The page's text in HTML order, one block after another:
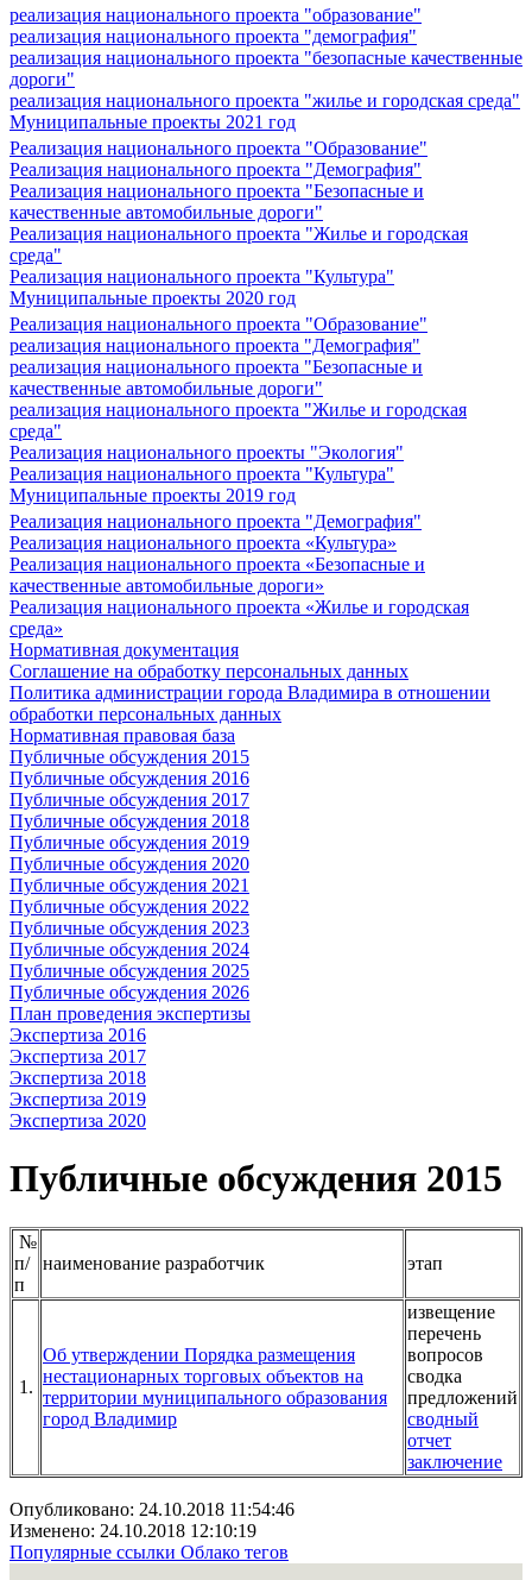
реализация национального проекта "образование"
реализация национального проекта "демография"
реализация национального проекта "безопасные качественные
дороги"
реализация национального проекта "жилье и городская среда"
Муниципальные проекты 2021 год
Реализация национального проекта "Образование"
Реализация национального проекта "Демография"
Реализация национального проекта "Безопасные и
качественные автомобильные дороги"
Реализация национального проекта "Жилье и городская
среда"
Реализация национального проекта "Культура"
Муниципальные проекты 2020 год
Реализация национального проекта "Образование"
реализация национального проекта "Демография"
реализация национального проекта "Безопасные и
качественные автомобильные дороги"
реализация национального проекта "Жилье и городская
среда"
Реализация национального проекты "Экология"
Реализация национального проекта "Культура"
Муниципальные проекты 2019 год
Реализация национального проекта "Демография"
Реализация национального проекта «Культура»
Реализация национального проекта «Безопасные и
качественные автомобильные дороги»
Реализация национального проекта «Жилье и городская
среда»
Нормативная документация
Соглашение на обработку персональных данных
Политика администрации города Владимира в отношении
обработки персональных данных
Нормативная правовая база
Публичные обсуждения 2015
Публичные обсуждения 2016
Публичные обсуждения 2017
Публичные обсуждения 2018
Публичные обсуждения 2019
Публичные обсуждения 2020
Публичные обсуждения 2021
Публичные обсуждения 2022
Публичные обсуждения 2023
Публичные обсуждения 2024
Публичные обсуждения 2025
Публичные обсуждения 2026
План проведения экспертизы
Экспертиза 2016
Экспертиза 2017
Экспертиза 2018
Экспертиза 2019
Экспертиза 2020
Публичные обсуждения 2015
№
п/
п
наименование разработчик этап
1.
Об утверждении Порядка размещения
нестационарных торговых объектов на
территории муниципального образования
город Владимир
извещение
перечень
вопросов
сводка
предложений
сводный
отчет
заключение
Опубликовано: 24.10.2018 11:54:46
Изменено: 24.10.2018 12:10:19
Популярные ссылки Облако тегов